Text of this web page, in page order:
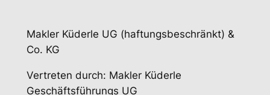
Makler Küderle UG (haftungsbeschränkt) &
Co. KG
Vertreten durch: Makler Küderle
Geschäftsführungs UG